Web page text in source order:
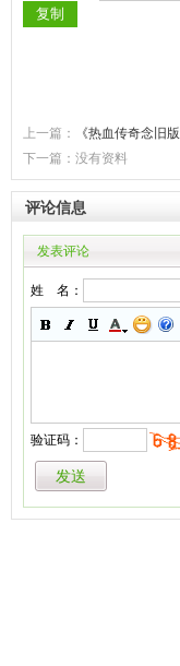
上一篇：
《热血传奇念旧
下一篇：没有资料
评论信息
发表评论
姓 名：
验证码：